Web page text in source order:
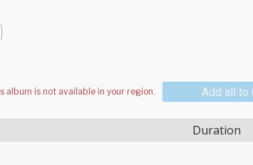
Add all to
Duration